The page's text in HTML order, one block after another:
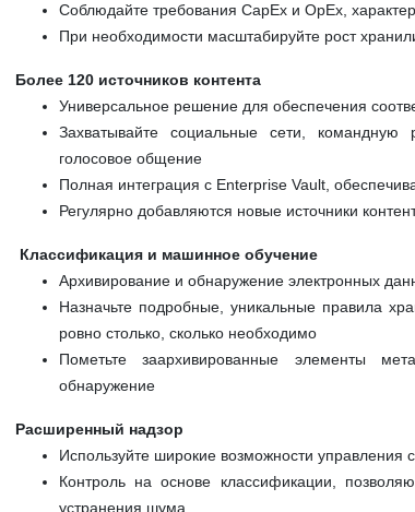
Соблюдайте требования CapEx и OpEx,
При необходимости масштабируйте рост
Более 120 источников контента
Универсальное решение для обеспечения
Захватывайте социальные сети,
голосовое общение
Полная интеграция с Enterprise Vault,
Регулярно добавляются новые источники
Классификация и машинное обучение
Архивирование и обнаружение электронных
Назначьте подробные, уникальные правила
ровно столько, сколько необходимо
Пометьте заархивированные элементы
обнаружение
Расширенный надзор
Используйте широкие возможности управления
Контроль на основе классификации,
устранения шума